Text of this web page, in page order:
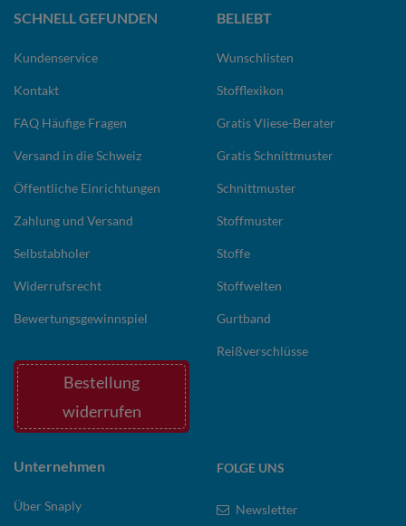
SCHNELL GEFUNDEN
Kundenservice
Kontakt
FAQ Häufige Fragen
Versand in die Schweiz
Öffentliche Einrichtungen
Zahlung und Versand
Selbstabholer
Widerrufsrecht
Bewertungsgewinnspiel
Bestellung
widerrufen
BELIEBT
Wunschlisten
Stofflexikon
Gratis Vliese-Berater
Gratis Schnittmuster
Schnittmuster
Stoffmuster
Stoffe
Stoffwelten
Gurtband
Reißverschlüsse
Unternehmen
Über Snaply
FOLGE UNS
Newsletter